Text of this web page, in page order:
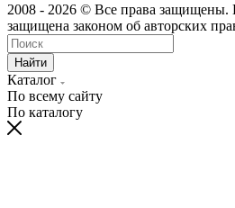
2008 - 2026 © Все права защищены.
защищена законом об авторских
Найти
Каталог
По всему сайту
По каталогу